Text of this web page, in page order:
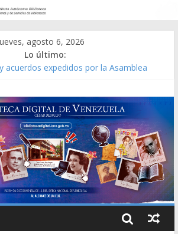
agosto 6, 2026
Lo último:
acuerdos expedidos por la Asamblea
[material gráfico]
de Venezuela año CXXXIII Mes V,
de 2006 N° 38.394
obras de Modesta Bor